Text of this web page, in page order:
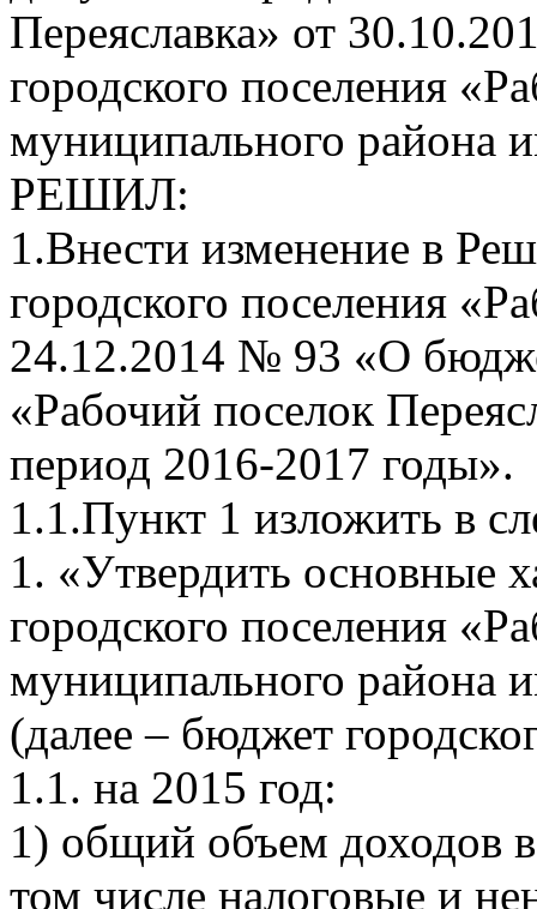
Переяславка» от
городского поселения
муниципального района
РЕШИЛ:
1.Внести изменение в
городского поселения
24.12.2014 № 93 «О
«Рабочий поселок
период 2016-2017 годы».
1.1.Пункт 1 изложить в
1. «Утвердить основные
городского поселения
муниципального района
(далее – бюджет
1.1. на 2015 год:
1) общий объем доходов
том числе налоговые и